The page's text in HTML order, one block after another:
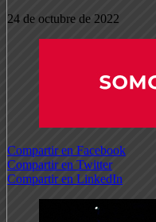
24 de octubre de 2022
Compartir en Facebook
Compartir en Twitter
Compartir en LinkedIn